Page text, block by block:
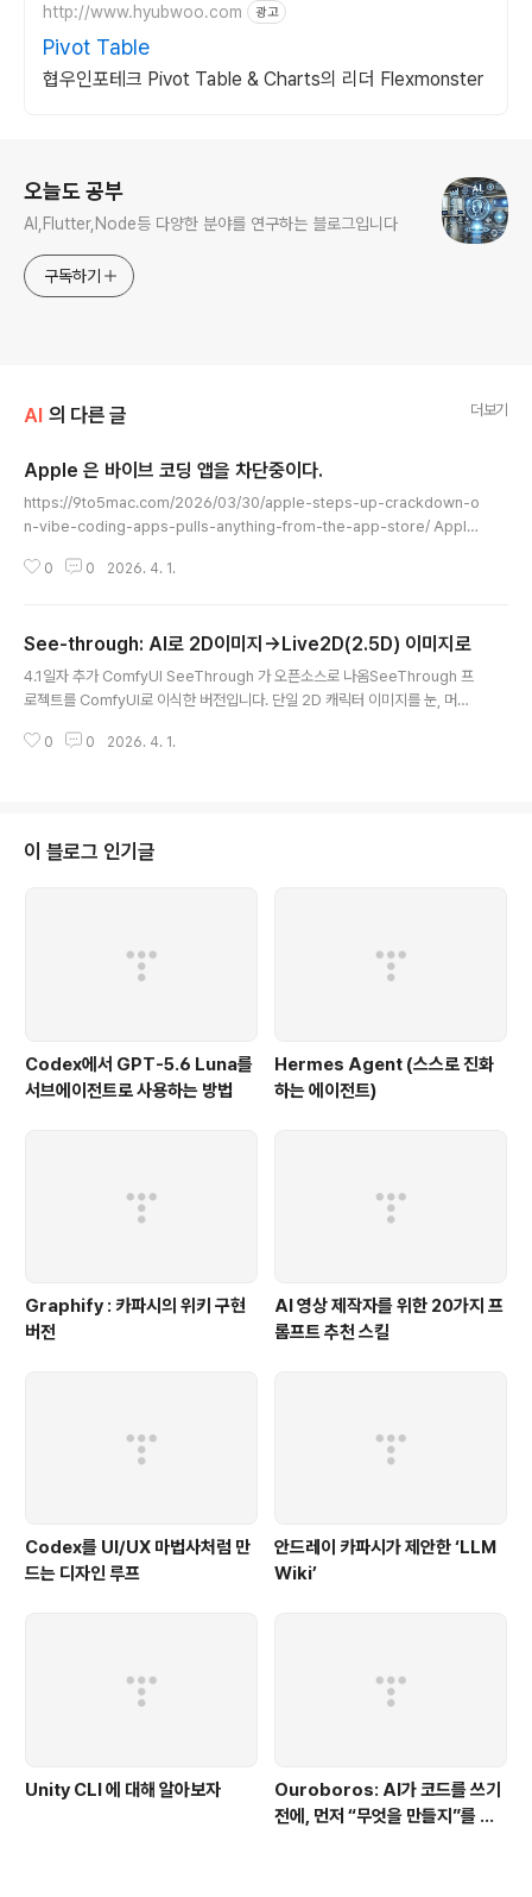
http://www.hyubwoo.com 광고
Pivot Table
협우인포테크 Pivot Table & Charts의 리더 Flexmonster
오늘도 공부
AI,Flutter,Node등 다양한 분야를 연구하는 블로그입니다
구독하기
AI 의 다른 글 더보기
Apple 은 바이브 코딩 앱을 차단중이다.
https://9to5mac.com/2026/03/30/apple-steps-up-crackdown-o
n-vibe-coding-apps-pulls-anything-from-the-app-store/ Apple
pple pulled vibe coding app ‘Anything’ from the App Store last w
거로 든 건 App Review Guideline 2.5.2입니다.“..
0 0 2026. 4. 1.
See-through: AI로 2D이미지->Live2D(2.5D) 이미지로
4.1일자 추가 ComfyUI SeeThrough 가 오픈소스로 나옴SeeThrough 프
로젝트를 ComfyUI로 이식한 버전입니다. 단일 2D 캐릭터 이미지를 눈, 머리
분해를 가능하게 합니다. https://github.com/jtydhr88/ComfyUI-See-t
문제는 이 과정이 창의적인 작업이라기보다, 숙련된 사람이 오래 붙잡고 있어야
하는 반복 노동에 가깝다는 점입니다.See-t..
0 0 2026. 4. 1.
이 블로그 인기글
Codex에서 GPT-5.6 Luna를
서브에이전트로 사용하는 방법
Hermes Agent (스스로 진화
하는 에이전트)
Graphify : 카파시의 위키 구현
버전
AI 영상 제작자를 위한 20가지 프
롬프트 추천 스킬
Codex를 UI/UX 마법사처럼 만
드는 디자인 루프
안드레이 카파시가 제안한 ‘LLM
Wiki’
Unity CLI 에 대해 알아보자
Ouroboros: AI가 코드를 쓰기
전에, 먼저 “무엇을 만들지”를 끝